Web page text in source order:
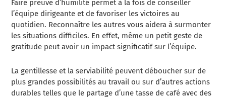
Faire preuve d’humilité permet à la fois de conseiller
l’équipe dirigeante et de favoriser les victoires au
quotidien. Reconnaître les autres vous aidera à surmonter
les situations difficiles. En effet, même un petit geste de
gratitude peut avoir un impact significatif sur l’équipe.
La gentillesse et la serviabilité peuvent déboucher sur de
plus grandes possibilités au travail ou sur d’autres actions
durables telles que le partage d’une tasse de café avec des